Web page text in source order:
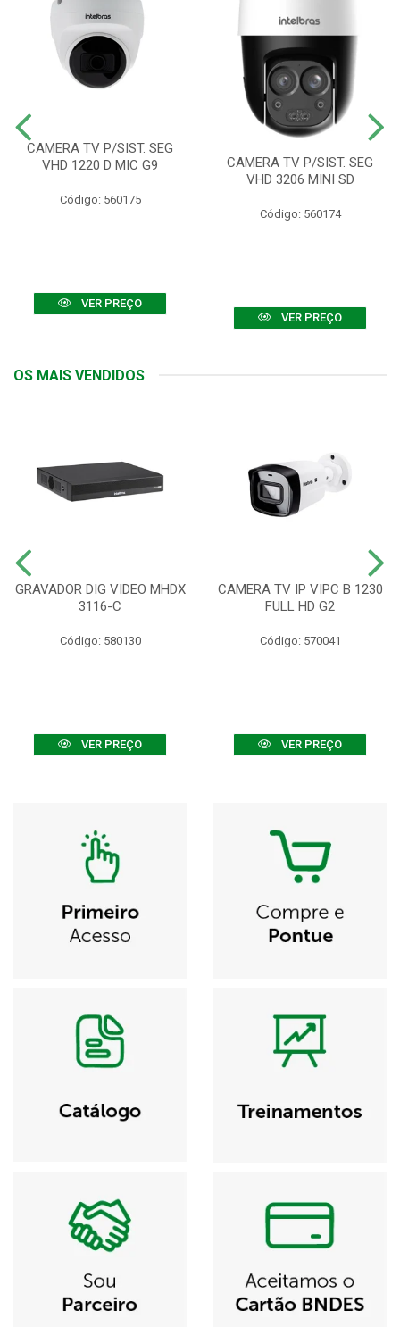
CAMERA TV P/SIST. SEG
VHD 1220 D MIC G9
Código: 560175
VER PREÇO
CAMERA TV P/SIST. SEG
VHD 3206 MINI SD
Código: 560174
VER PREÇO
OS MAIS VENDIDOS
GRAVADOR DIG VIDEO MHDX
3116-C
Código: 580130
VER PREÇO
CAMERA TV IP VIPC B 1230
FULL HD G2
Código: 570041
VER PREÇO